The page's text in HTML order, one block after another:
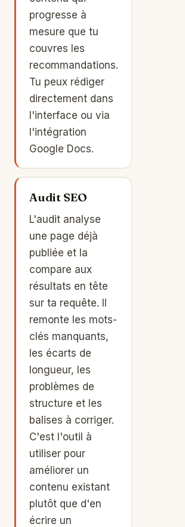
progresse à
mesure que tu
couvres les
recommandations.
Tu peux rédiger
directement dans
l'interface ou via
l'intégration
Google Docs.
Audit SEO
L'audit analyse
une page déjà
publiée et la
compare aux
résultats en tête
sur ta requête. Il
remonte les mots-
clés manquants,
les écarts de
longueur, les
problèmes de
structure et les
balises à corriger.
C'est l'outil à
utiliser pour
améliorer un
contenu existant
plutôt que d'en
écrire un